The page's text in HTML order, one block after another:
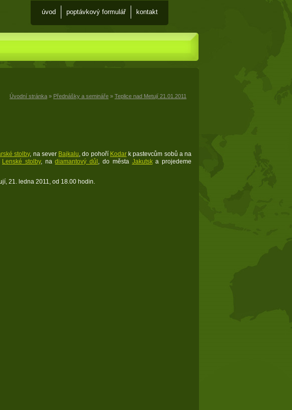
stolby, na sever Bajkalu, do pohoří Kodark pastevcům sobů a na
Lenské stolby, nadiamantový důl , do města Jakutska projedeme
21. ledna 2011, od 18.00 hodin.
Úvodní stránka » Přednášky a semináře » Teplice nad Metují 21.01.2011
Úvod Poptávkový formulář Kontakt